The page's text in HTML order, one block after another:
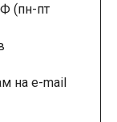
(пн-пт
на e-mail